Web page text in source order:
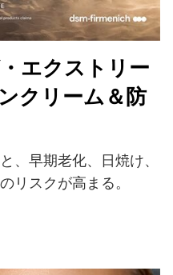
エクストリー
クリーム＆防
、早期老化、日焼け、
リスクが高まる。